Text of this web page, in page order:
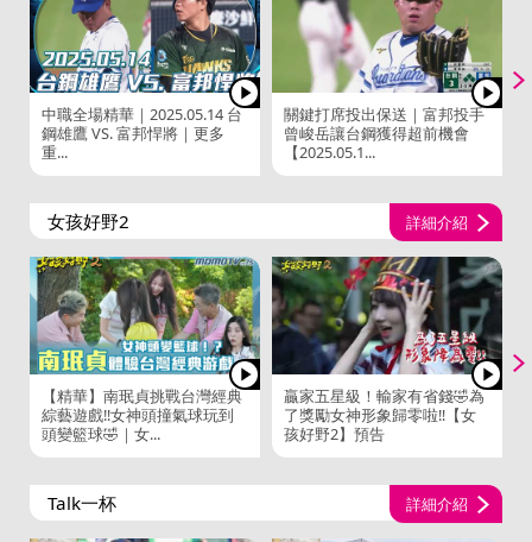
中職全場精華｜2025.05.14 台
鋼雄鷹 VS. 富邦悍將｜更多
重...
關鍵打席投出保送｜富邦投手
曾峻岳讓台鋼獲得超前機會
【2025.05.1...
女孩好野2 詳細介紹
【精華】南珉貞挑戰台灣經典
綜藝遊戲‼️女神頭撞氣球玩到
頭變籃球🤣｜女...
贏家五星級！輸家有省錢🤣為
了獎勵女神形象歸零啦‼️【女
孩好野2】預告
Talk一杯 詳細介紹